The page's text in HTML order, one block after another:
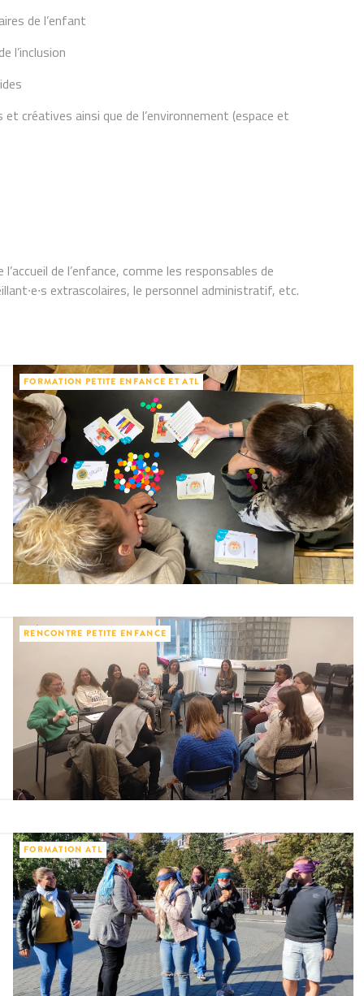
de l’enfant
l’inclusion
créatives ainsi que de l’environnement (espace et
de l’enfance, comme les responsables de
extrascolaires, le personnel administratif, etc.
FORMATION PETITE ENFANCE ET ATL
RENCONTRE PETITE ENFANCE
FORMATION ATL